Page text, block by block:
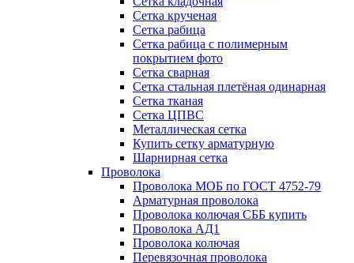
Сетка крученая
Сетка рабица
Сетка рабица с полимерным
покрытием фото
Сетка сварная
Сетка стальная плетёная одинарная
Сетка тканая
Сетка ЦПВС
Металлическая сетка
Купить сетку арматурную
Шарнирная сетка
Проволока
Проволока МОБ по ГОСТ 4752-79
Арматурная проволока
Проволока колючая СББ купить
Проволока АД1
Проволока колючая
Перевязочная проволока